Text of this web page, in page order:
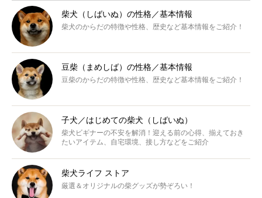
柴犬（しばいぬ）の性格／基本情報
柴犬のからだの特徴や性格、歴史など基本情報をご紹介！
豆柴（まめしば）の性格／基本情報
豆柴のからだの特徴や性格、歴史など基本情報をご紹介！
子犬／はじめての柴犬（しばいぬ）
柴犬ビギナーの不安を解消！迎える前の心得、揃えておき
たいアイテム、自宅環境、接し方などをご紹介
柴犬ライフ ストア
厳選＆オリジナルの柴グッズが勢ぞろい！